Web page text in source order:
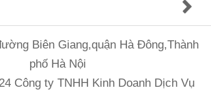
Biên Giang,quận Hà Đông,Thành
phố Hà Nội
Công ty TNHH Kinh Doanh Dịch Vụ